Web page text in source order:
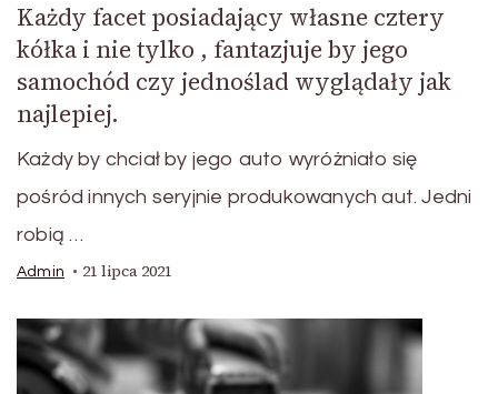
Każdy facet posiadający własne cztery
kółka i nie tylko , fantazjuje by jego
samochód czy jednoślad wyglądały jak
najlepiej.
Każdy by chciał by jego auto wyróżniało się
pośród innych seryjnie produkowanych aut. Jedni
robią …
Admin 21 lipca 2021